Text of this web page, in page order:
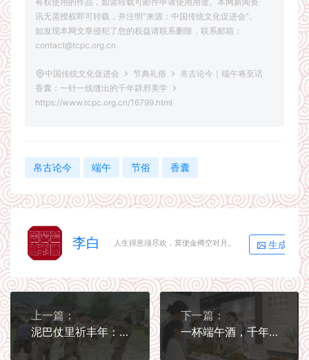
讯无需授权即可转载，并注明“来源：中国传统文化促进会”。
如发现本网文章侵犯了您的权益请联系删除，联系邮箱：
contact@tcpc.org.cn
中国传统文化促进会 节典礼俗
帛古论今｜端午将至话
香囊：一针一线缝出的千年辟邪美学
https://www.tcpc.org.cn/16799.html
帛古论今 端午 节俗 香囊
李白 人生得意须尽欢，莫使金樽空对月。 生成海报
上一篇：
泥巴仗里祈丰年：芒种“安苗”与土地最深情的对话
下一篇：
一杯端午酒，千年草木香：菖蒲酒与雄黄酒的文化溯源